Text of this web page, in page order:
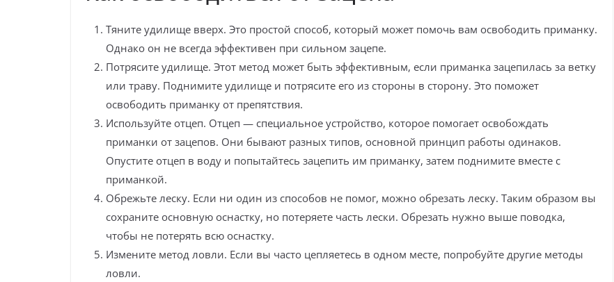
Тяните удилище вверх. Это простой способ, который может помочь вам освободить приманку.
Однако он не всегда эффективен при сильном зацепе.
Потрясите удилище. Этот метод может быть эффективным, если приманка зацепилась за ветку
или траву. Поднимите удилище и потрясите его из стороны в сторону. Это поможет
освободить приманку от препятствия.
Используйте отцеп. Отцеп — специальное устройство, которое помогает освобождать
приманки от зацепов. Они бывают разных типов, основной принцип работы одинаков.
Опустите отцеп в воду и попытайтесь зацепить им приманку, затем поднимите вместе с
приманкой.
Обрежьте леску. Если ни один из способов не помог, можно обрезать леску. Таким образом вы
сохраните основную оснастку, но потеряете часть лески. Обрезать нужно выше поводка,
чтобы не потерять всю оснастку.
Измените метод ловли. Если вы часто цепляетесь в одном месте, попробуйте другие методы
ловли.